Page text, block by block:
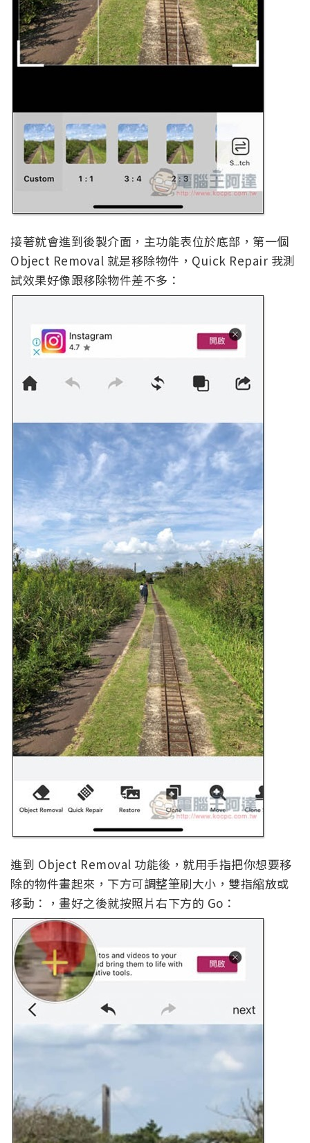
接著就會進到後製介面，主功能表位於底部，第一個
Object Removal 就是移除物件，Quick Repair 我測
試效果好像跟移除物件差不多：
進到 Object Removal 功能後，就用手指把你想要移
除的物件畫起來，下方可調整筆刷大小，雙指縮放或
移動：，畫好之後就按照片右下方的 Go：